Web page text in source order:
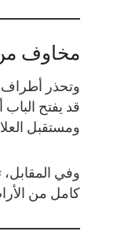
مخاوف
وتحذر أطراف
قد يفتح
ومستقبل
وفي
كامل من